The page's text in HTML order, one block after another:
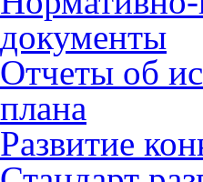
документы
Отчеты об
плана
Развитие